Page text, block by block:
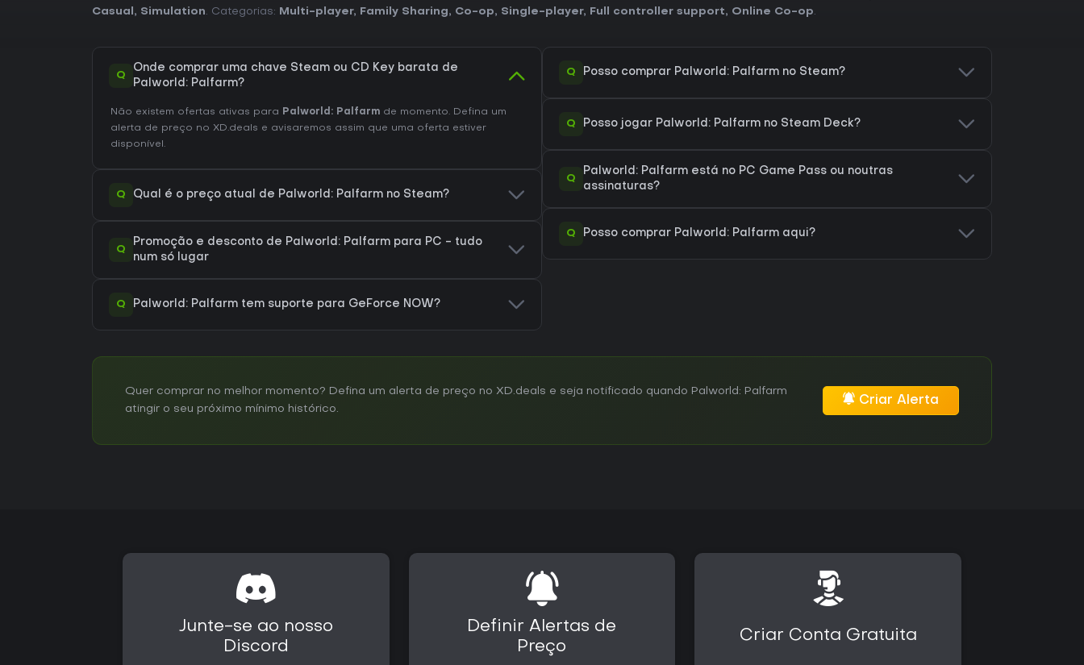
Casual , Simulation. Categorias: Multi-player, Family Sharing, Co-op, Single-player, Full controller support, Online Co-op.
Q
Onde comprar uma chave Steam ou CD Key barata de
Palworld: Palfarm?
Não existem ofertas ativas para Palworld: Palfarm de momento. Defina um
alerta de preço no XD.deals e avisaremos assim que uma oferta estiver
disponível.
Q Qual é o preço atual de Palworld: Palfarm no Steam?
Q
Promoção e desconto de Palworld: Palfarm para PC - tudo
num só lugar
Q Palworld: Palfarm tem suporte para GeForce NOW?
Q Posso comprar Palworld: Palfarm no Steam?
Q Posso jogar Palworld: Palfarm no Steam Deck?
Q
Palworld: Palfarm está no PC Game Pass ou noutras
assinaturas?
Q Posso comprar Palworld: Palfarm aqui?
Quer comprar no melhor momento? Defina um alerta de preço no XD.deals e seja notificado quando Palworld: Palfarm
atingir o seu próximo mínimo histórico.
Criar Alerta
Junte-se ao nosso
Discord
Definir Alertas de
Preço
Criar Conta Gratuita